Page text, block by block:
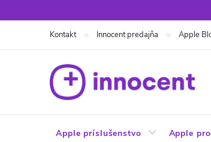
na
Kontakt Innocent predajňa Apple
Apple príslušenstvo Apple